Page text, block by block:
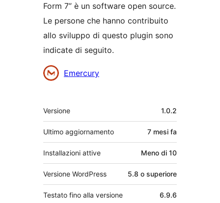
Form 7” è un software open source.
Le persone che hanno contribuito
allo sviluppo di questo plugin sono
indicate di seguito.
Collaboratori
Emercury
Meta
Versione 1.0.2
Ultimo aggiornamento 7 mesi fa
Installazioni attive Meno di 10
Versione WordPress 5.8 o superiore
Testato fino alla versione 6.9.6